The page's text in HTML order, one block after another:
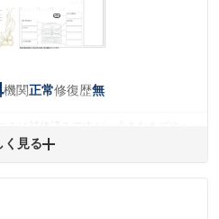
機関正常修復歴無
。
部分的にあります。
く見る